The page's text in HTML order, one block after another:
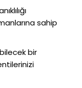
sahip
bir